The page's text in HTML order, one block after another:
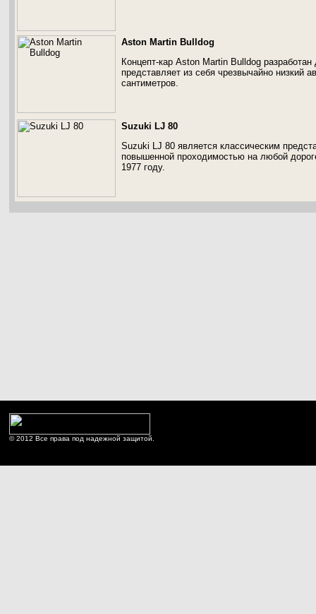
Aston Martin Bulldog
Концепт-кар Aston Martin Bulldog
представляет из себя чрезвычайно низкий
сантиметров.
Suzuki LJ 80
Suzuki LJ 80 является классическим
повышенной проходимостью на любой
1977 году.
© 2012 Все права под надежной защитой.